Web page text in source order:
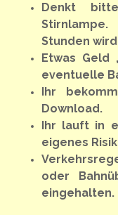
Denkt
Stunden
Etwas
eventuelle
Ihr
Download.
Ihr lauft in
eigenes
oder
eingehalten.